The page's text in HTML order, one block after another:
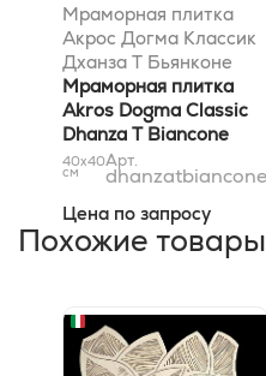
Мраморная плитка
Акрос Догма Классик
Дханза T Бьянконе
Сильвер 40x40
Мраморная плитка
Akros Dogma Classic
Dhanza T Biancone
Silver 40x40
40x40
см
Арт.
Цена по запросу
Похожие товары